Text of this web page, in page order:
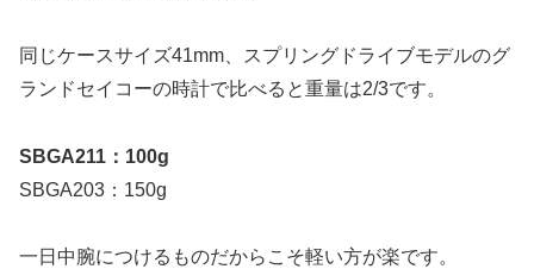
同じケースサイズ41mm、スプリングドライブモデルのグ
ランドセイコーの時計で比べると重量は2/3です。
SBGA211：100g
SBGA203：150g
一日中腕につけるものだからこそ軽い方が楽です。